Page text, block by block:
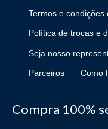
Termos e condições
Política de trocas e
Seja nosso
Parceiros Como
Compra 100%